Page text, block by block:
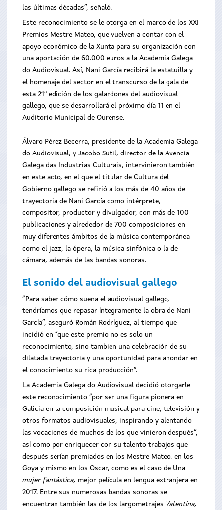
las últimas décadas”, señaló.
Este reconocimiento se le otorga en el marco de los XXI
Premios Mestre Mateo, que vuelven a contar con el
apoyo económico de la Xunta para su organización con
una aportación de 60.000 euros a la Academia Galega
do Audiovisual. Así, Nani García recibirá la estatuilla y
el homenaje del sector en el transcurso de la gala de
esta 21ª edición de los galardones del audiovisual
gallego, que se desarrollará el próximo día 11 en el
Auditorio Municipal de Ourense.
Álvaro Pérez Becerra, presidente de la Academia Galega
do Audiovisual, y Jacobo Sutil, director de la Axencia
Galega das Industrias Culturais, intervinieron también
en este acto, en el que el titular de Cultura del
Gobierno gallego se refirió a los más de 40 años de
trayectoria de Nani García como intérprete,
compositor, productor y divulgador, con más de 100
publicaciones y alrededor de 700 composiciones en
muy diferentes ámbitos de la música contemporánea
como el jazz, la ópera, la música sinfónica o la de
cámara, además de las bandas sonoras.
El sonido del audiovisual gallego
“Para saber cómo suena el audiovisual gallego,
tendríamos que repasar íntegramente la obra de Nani
García”, aseguró Román Rodríguez, al tiempo que
incidió en “que este premio no es solo un
reconocimiento, sino también una celebración de su
dilatada trayectoria y una oportunidad para ahondar en
el conocimiento su rica producción”.
La Academia Galega do Audiovisual decidió otorgarle
este reconocimiento “por ser una figura pionera en
Galicia en la composición musical para cine, televisión y
otros formatos audiovisuales, inspirando y alentando
las vocaciones de muchos de los que vinieron después”,
así como por enriquecer con su talento trabajos que
después serían premiados en los Mestre Mateo, en los
Goya y mismo en los Oscar, como es el caso de Una
mujer fantástica, mejor película en lengua extranjera en
2017. Entre sus numerosas bandas sonoras se
encuentran también las de los largometrajes Valentina,